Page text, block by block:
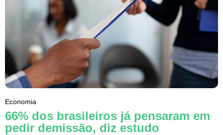
Economia
66% dos brasileiros já pensaram em
pedir demissão, diz estudo